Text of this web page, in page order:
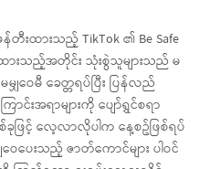
းထားသည့် TikTok ၏ Be Safe
ြထားသည့်အတိုင်း သုံးစွဲသူများသည် မ
ျှဝေမီ ခေတ္တရပ်ပြီး ပြန်လည်
င်းအရာများကို ပျော်ရွှင်စရာ
ြင့် လေ့လာလိုပါက နေ့စဥ်ဖြစ်ရပ်
ေပေးသည့် ဇာတ်ကောင်များ ပါဝင်